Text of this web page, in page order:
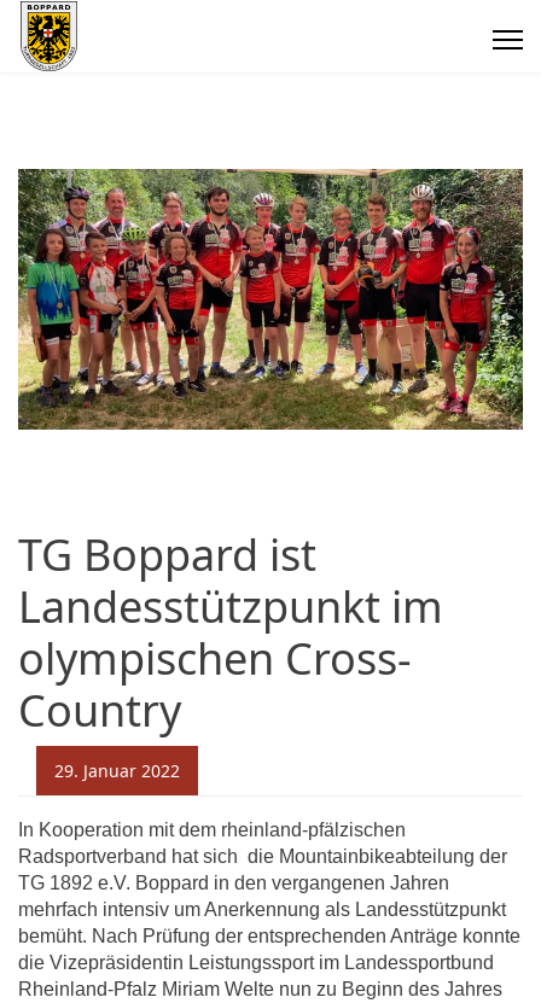
TG Boppard ist
Landesstützpunkt im
olympischen Cross-
Country
29. Januar 2022
In Kooperation mit dem rheinland-pfälzischen
Radsportverband hat sich die Mountainbikeabteilung der
TG 1892 e.V. Boppard in den vergangenen Jahren
mehrfach intensiv um Anerkennung als Landesstützpunkt
bemüht. Nach Prüfung der entsprechenden Anträge konnte
die Vizepräsidentin Leistungssport im Landessportbund
Rheinland-Pfalz Miriam Welte nun zu Beginn des Jahres